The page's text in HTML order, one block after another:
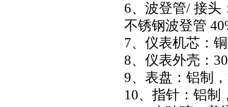
6、波登管/ 接头
不锈钢波登管
7、仪表机芯：
8、仪表外壳：
9、表盘：铝制
10、指针：铝制